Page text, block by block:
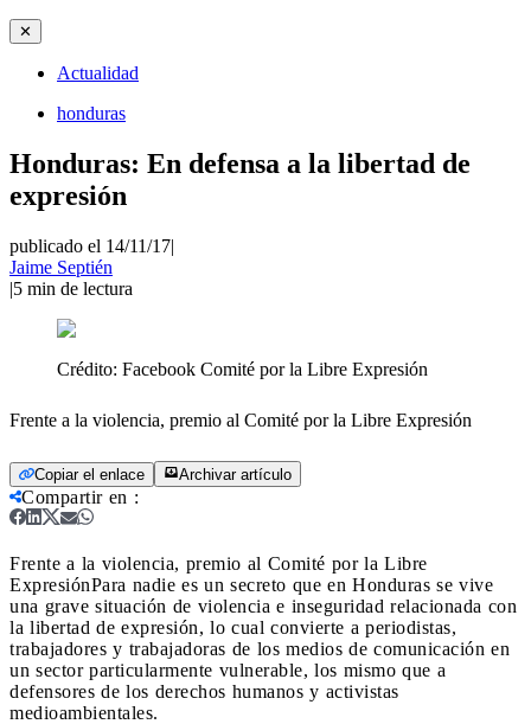
✕
Actualidad
honduras
Honduras: En defensa a la libertad de
expresión
publicado el 14/11/17|
Jaime Septién
|5 min de lectura
Crédito: Facebook Comité por la Libre Expresión
Frente a la violencia, premio al Comité por la Libre Expresión
Copiar el enlace Archivar artículo
Compartir en :
Frente a la violencia, premio al Comité por la Libre
ExpresiónPara nadie es un secreto que en Honduras se vive
una grave situación de violencia e inseguridad relacionada con
la libertad de expresión, lo cual convierte a periodistas,
trabajadores y trabajadoras de los medios de comunicación en
un sector particularmente vulnerable, los mismo que a
defensores de los derechos humanos y activistas
medioambientales.